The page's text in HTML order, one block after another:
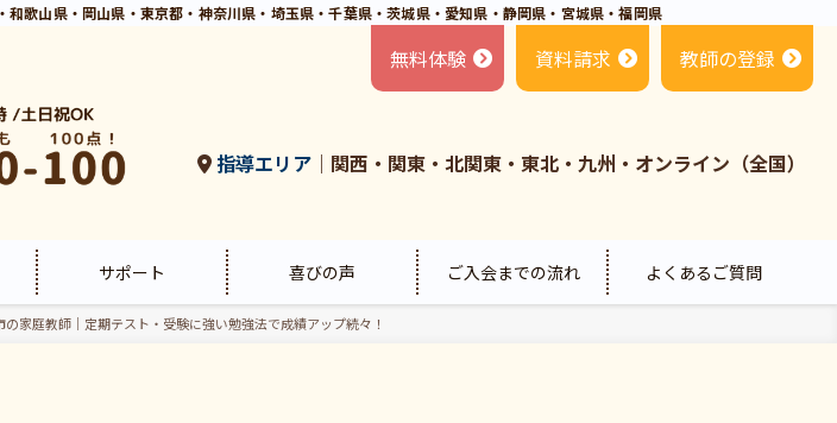
歌山県・岡山県・東京都・神奈川県・埼玉県・千葉県・茨城県・愛知県・静岡県・宮城県・福岡県
サポート 喜びの声 ご入会までの流れ よくあるご質問
指導エリア｜関西・関東・北関東・東北・九州・オンライン（全国）
無料体験 資料請求 教師の登録
の家庭教師｜定期テスト・受験に強い勉強法で成績アップ続々！